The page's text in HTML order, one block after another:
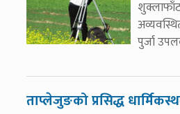
पुर्जा
ताप्लेजुङको प्रसिद्ध